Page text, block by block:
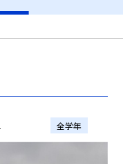
全学年